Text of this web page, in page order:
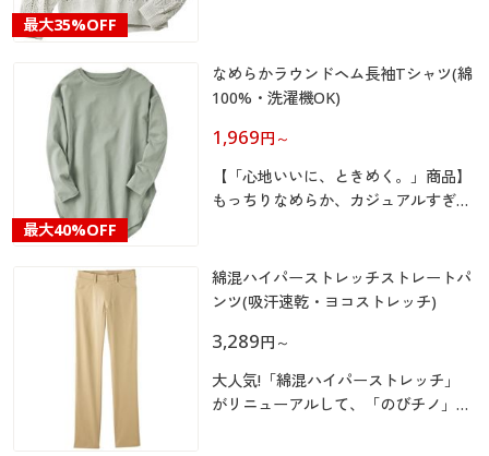
会員メニュー
マイページ
閲覧履歴
お気に入り
サポート
ご利用ガイド
よくある質問とお問い合わせ
マイページ
閲覧履歴
お気に入り
サポート
よくある質問とお問い合わせ
最大35%OFF
なめらかラウンドヘム長袖Tシャツ(綿
100%・洗濯機OK)
最大40%OFF
1,969円 ～
【「心地いいに、ときめく。」商品】
もっちりなめらか、カジュアルすぎな
綿混ハイパーストレッチストレートパ
ンツ(吸汗速乾・ヨコストレッチ)
3,289円 ～
大人気!「綿混ハイパーストレッチ」
がリニューアルして、「のびチノ」ぐ